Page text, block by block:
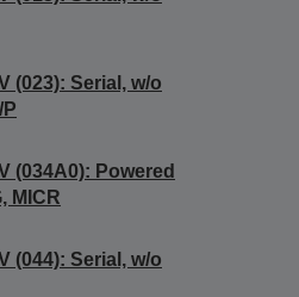
(023): Serial, w/o
P
(034A0): Powered
MICR
(044): Serial, w/o